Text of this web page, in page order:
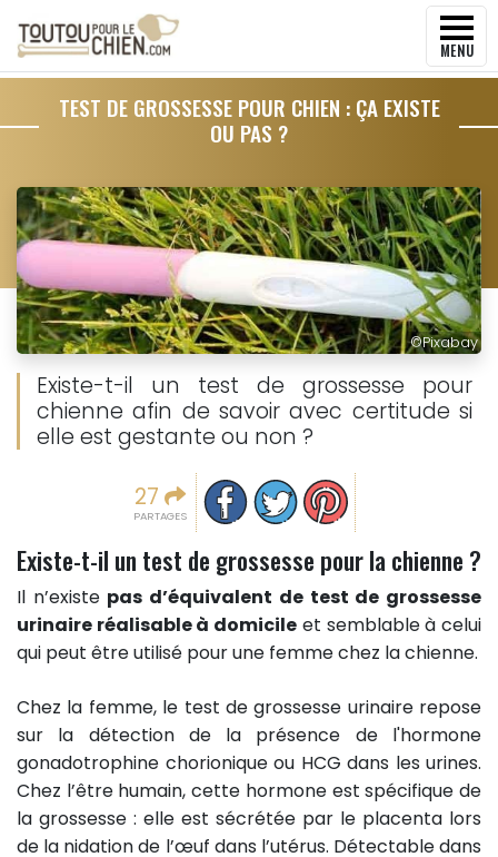
MENU
TEST DE GROSSESSE POUR CHIEN : ÇA EXISTE
OU PAS ?
©Pixabay
Existe-t-il un test de grossesse pour
chienne afin de savoir avec certitude si
elle est gestante ou non ?
27
PARTAGES
Partager sur facebook
Partager sur Twitter
Epingler sur Pinterest
Existe-t-il un test de grossesse pour la chienne ?
Il n’existe pas d’équivalent de test de grossesse
urinaire réalisable à domicile et semblable à celui
qui peut être utilisé pour une femme chez la chienne.
Chez la femme, le test de grossesse urinaire repose
sur la détection de la présence de l'hormone
gonadotrophine chorionique ou HCG dans les urines.
Chez l’être humain, cette hormone est spécifique de
la grossesse : elle est sécrétée par le placenta lors
de la nidation de l’œuf dans l’utérus. Détectable dans